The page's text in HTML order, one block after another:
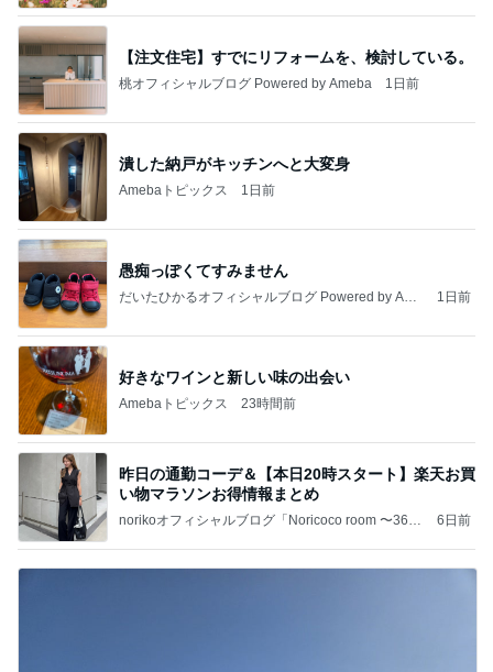
【注文住宅】すでにリフォームを、検討している。
桃オフィシャルブログ Powered by Ameba 1日前
潰した納戸がキッチンへと大変身
Amebaトピックス 1日前
愚痴っぽくてすみません
だいたひかるオフィシャルブログ Powered by Ame
1日前
好きなワインと新しい味の出会い
Amebaトピックス 23時間前
昨日の通勤コーデ＆【本日20時スタート】楽天お買
い物マラソンお得情報まとめ
norikoオフィシャルブログ「Noricoco room 〜365
6日前